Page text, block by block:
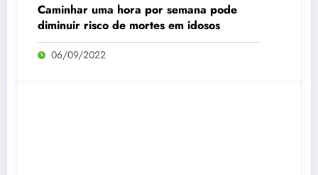
Caminhar uma hora por semana pode
diminuir risco de mortes em idosos
06/09/2022